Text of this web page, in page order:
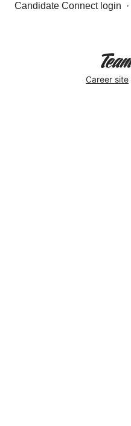
Candidate Connect login
·
Career site